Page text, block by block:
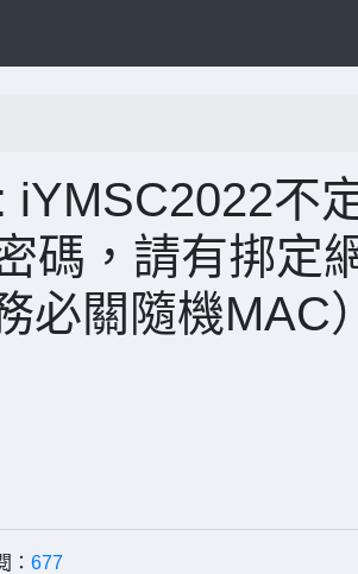
iYMSC2022不
碼，請有挷定
必關隨機MAC
677